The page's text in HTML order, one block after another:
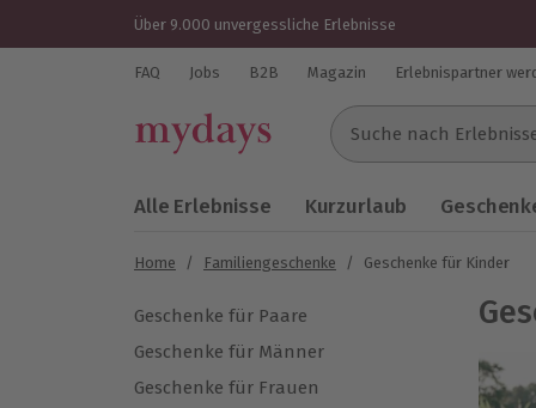
Über 9.000 unvergessliche Erlebnisse
FAQ Jobs B2B Magazin Erlebnispartner
Suche nach
Alle Erlebnisse Kurzurlaub
Home / Familiengeschenke / Geschenke für Kinder
Geschenke für Paare
Geschenke für Männer
Geschenke für Frauen